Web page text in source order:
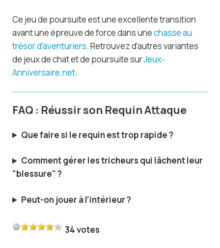
Ce jeu de poursuite est une excellente transition
avant une épreuve de force dans unechasse au
trésor d’aventuriers. Retrouvez d’autres variantes
de jeux de chat et de poursuite surJeux-
Anniversaire.net.
FAQ : Réussir son Requin Attaque
Que faire si le requin est trop rapide ?
Comment gérer les tricheurs qui lâchent leur
"blessure" ?
Peut-on jouer à l’intérieur ?
34 votes